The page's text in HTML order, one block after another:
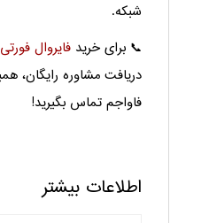
شبکه.
📞 برای خرید فایروال
دریافت مشاوره رایگان،
فاواجم تماس بگیرید!
اطلاعات بیشتر